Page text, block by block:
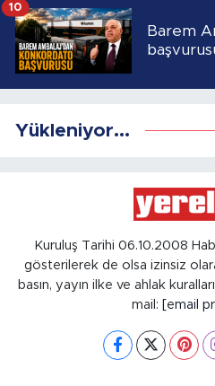
Barem
10
Yükleniyor...
Kuruluş Tarihi 06.10.2008
gösterilerek de olsa izinsiz
basın, yayın ilke ve ahlak
mail:
[email